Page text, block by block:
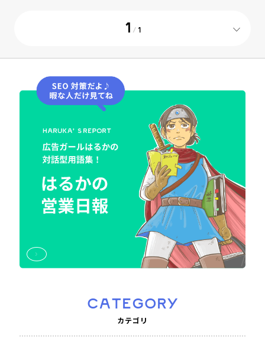
1 / 1
CATEGORY
カテゴリ